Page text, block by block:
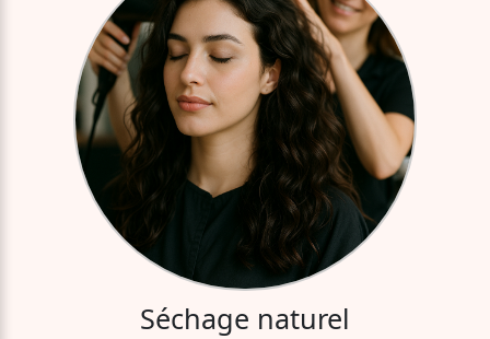
Séchage naturel